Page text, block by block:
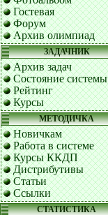
Гостевая
Форум
Архив олимпиад
ЗАДАЧНИК
Архив задач
Состояние системы
Рейтинг
Курсы
МЕТОДИЧКА
Новичкам
Работа в системе
Курсы ККДП
Дистрибутивы
Статьи
Ссылки
СТАТИСТИКА